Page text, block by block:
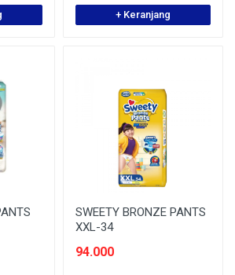
+ Keranjang
SWEETY BRONZE PANTS
XXL-34
94.000